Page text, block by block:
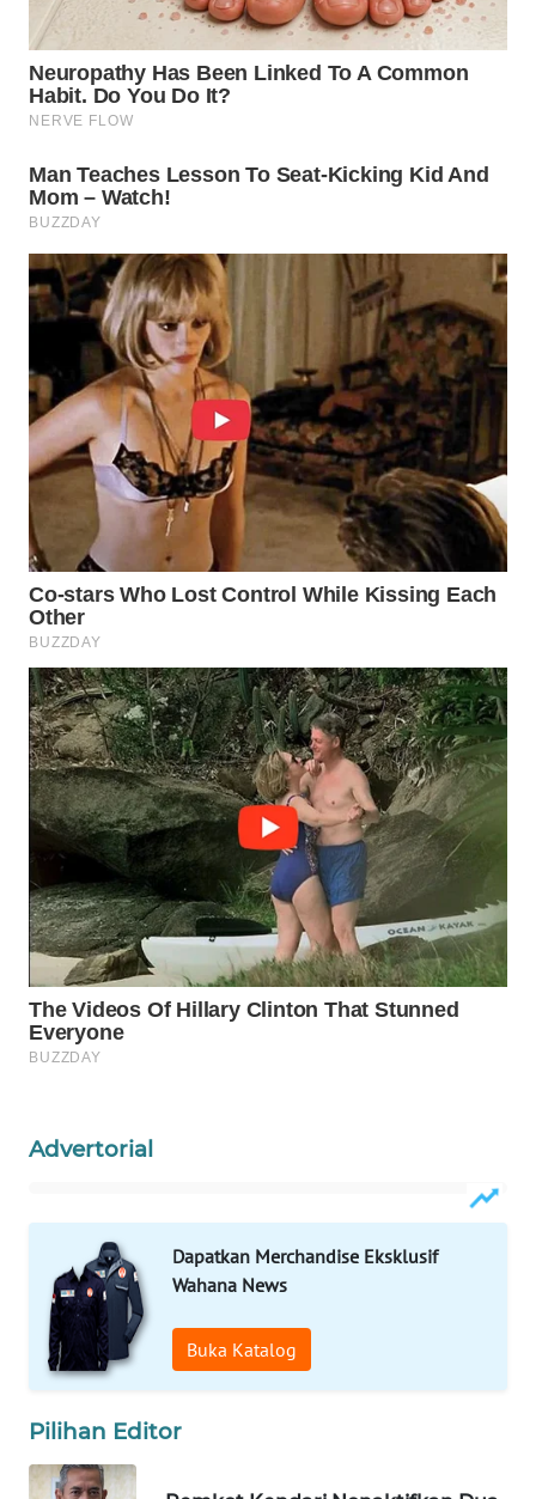
Advertorial
Dapatkan Merchandise Eksklusif
Wahana News
Buka Katalog
Pilihan Editor
WAHANA
NEWS
TANI
WAHANA
ADVOKAT
WAHANA
INFRASTRUKTUR
WAHANA
KONSUMEN
WAHANA
LISTRIK
TRAVEL
WAHANA
TV
WAHANANEWS
ID
WAHANANEWS
CO ID
WAHANANEWS
NET
WAHANA
SPORT
UMKM
SELEB
WAHANA
PERSONA
WAHANA
WAHANA
HEALTH